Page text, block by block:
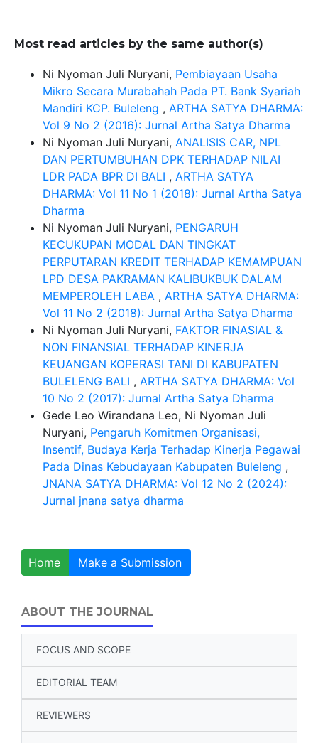
Most read articles by the same author(s)
Ni Nyoman Juli Nuryani, Pembiayaan Usaha
Mikro Secara Murabahah Pada PT. Bank Syariah
Mandiri KCP. Buleleng , ARTHA SATYA DHARMA:
Vol 9 No 2 (2016): Jurnal Artha Satya Dharma
Ni Nyoman Juli Nuryani, ANALISIS CAR, NPL
DAN PERTUMBUHAN DPK TERHADAP NILAI
LDR PADA BPR DI BALI , ARTHA SATYA
DHARMA: Vol 11 No 1 (2018): Jurnal Artha Satya
Dharma
Ni Nyoman Juli Nuryani, PENGARUH
KECUKUPAN MODAL DAN TINGKAT
PERPUTARAN KREDIT TERHADAP KEMAMPUAN
LPD DESA PAKRAMAN KALIBUKBUK DALAM
MEMPEROLEH LABA , ARTHA SATYA DHARMA:
Vol 11 No 2 (2018): Jurnal Artha Satya Dharma
Ni Nyoman Juli Nuryani, FAKTOR FINASIAL &
NON FINANSIAL TERHADAP KINERJA
KEUANGAN KOPERASI TANI DI KABUPATEN
BULELENG BALI , ARTHA SATYA DHARMA: Vol
10 No 2 (2017): Jurnal Artha Satya Dharma
Gede Leo Wirandana Leo, Ni Nyoman Juli
Nuryani, Pengaruh Komitmen Organisasi,
Insentif, Budaya Kerja Terhadap Kinerja Pegawai
Pada Dinas Kebudayaan Kabupaten Buleleng ,
JNANA SATYA DHARMA: Vol 12 No 2 (2024):
Jurnal jnana satya dharma
Home Make a Submission
ABOUT THE JOURNAL
FOCUS AND SCOPE
EDITORIAL TEAM
REVIEWERS